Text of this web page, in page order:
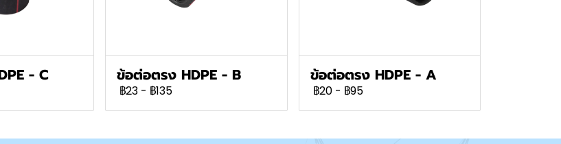
- C ข้อต่อตรง HDPE - B
฿23 - ฿135
ข้อต่อตรง HDPE - A
฿20 - ฿95